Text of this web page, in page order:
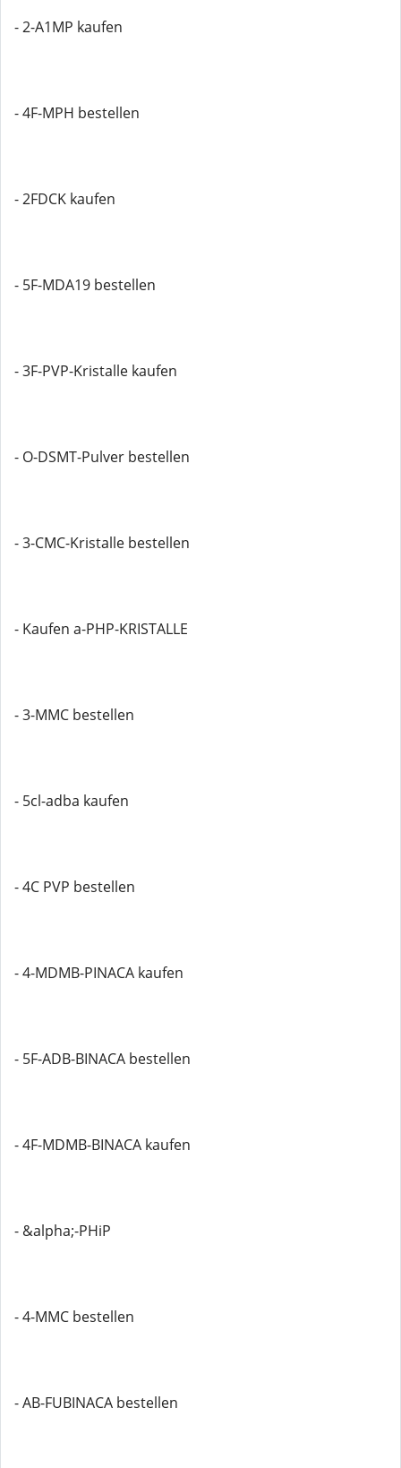
- 2-A1MP kaufen
- 4F-MPH bestellen
- 2FDCK kaufen
- 5F-MDA19 bestellen
- 3F-PVP-Kristalle kaufen
- O-DSMT-Pulver bestellen
- 3-CMC-Kristalle bestellen
- Kaufen a-PHP-KRISTALLE
- 3-MMC bestellen
- 5cl-adba kaufen
- 4C PVP bestellen
- 4-MDMB-PINACA kaufen
- 5F-ADB-BINACA bestellen
- 4F-MDMB-BINACA kaufen
- &alpha;-PHiP
- 4-MMC bestellen
- AB-FUBINACA bestellen